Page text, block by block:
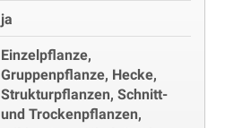
ja
Einzelpflanze,
Gruppenpflanze, Hecke,
Strukturpflanzen, Schnitt-
und Trockenpflanzen,